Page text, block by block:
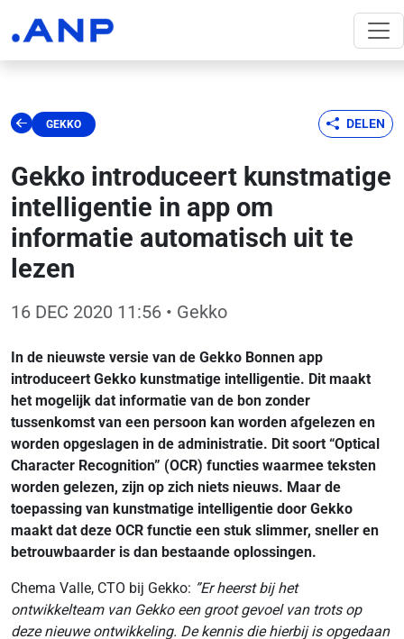
GEKKO DELEN
Gekko introduceert kunstmatige
intelligentie in app om
informatie automatisch uit te
lezen
16 DEC 2020 11:56 • Gekko
In de nieuwste versie van de Gekko Bonnen app
introduceert Gekko kunstmatige intelligentie. Dit maakt
het mogelijk dat informatie van de bon zonder
tussenkomst van een persoon kan worden afgelezen en
worden opgeslagen in de administratie. Dit soort “Optical
Character Recognition” (OCR) functies waarmee teksten
worden gelezen, zijn op zich niets nieuws. Maar de
toepassing van kunstmatige intelligentie door Gekko
maakt dat deze OCR functie een stuk slimmer, sneller en
betrouwbaarder is dan bestaande oplossingen.
Chema Valle, CTO bij Gekko: ”Er heerst bij het
ontwikkelteam van Gekko een groot gevoel van trots op
deze nieuwe ontwikkeling. De kennis die hierbij is opgedaan